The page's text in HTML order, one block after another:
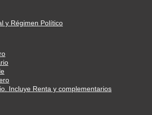
y Régimen Político
Incluye Renta y complementarios